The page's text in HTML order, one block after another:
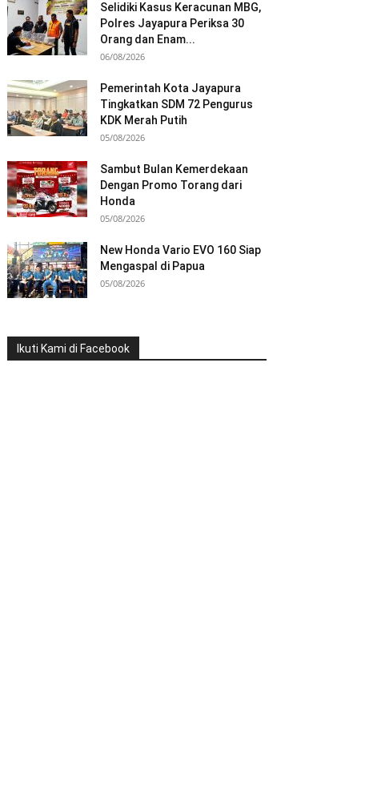
Selidiki Kasus Keracunan MBG,
Polres Jayapura Periksa 30
Orang dan Enam...
06/08/2026
Pemerintah Kota Jayapura
Tingkatkan SDM 72 Pengurus
KDK Merah Putih
05/08/2026
Sambut Bulan Kemerdekaan
Dengan Promo Torang dari
Honda
05/08/2026
New Honda Vario EVO 160 Siap
Mengaspal di Papua
05/08/2026
Ikuti Kami di Facebook